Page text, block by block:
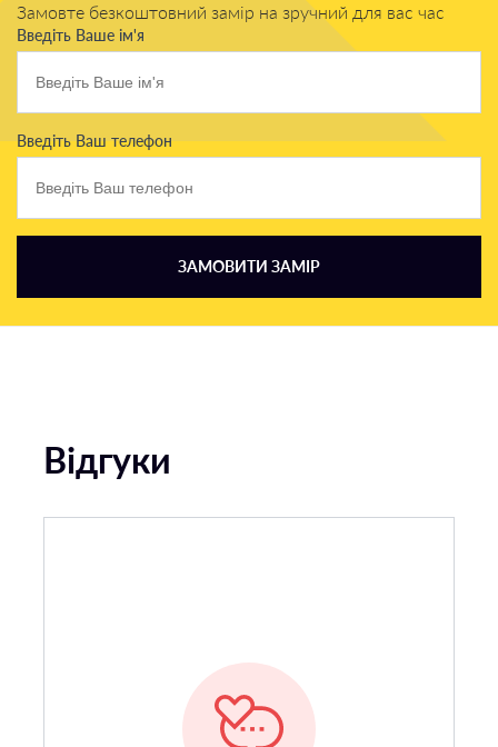
Замовте безкоштовний замір на зручний для вас час
Введіть Ваше ім'я
Введіть Ваш телефон
ЗАМОВИТИ ЗАМІР
Відгуки